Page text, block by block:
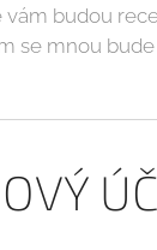
vám budou
se mnou